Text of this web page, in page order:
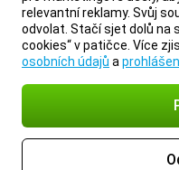
relevantní reklamy. Svůj
odvolat. Stačí sjet dolů na
cookies“ v patičce. Více
osobních údajů a